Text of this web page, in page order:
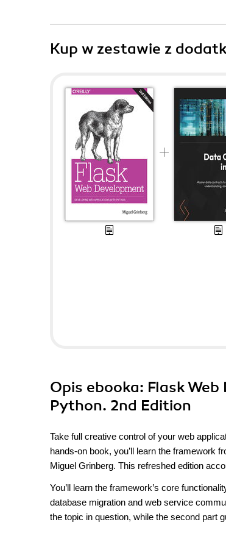
Kup w zestawie z
Opis ebooka: Flask
Python. 2nd Edition
Take full creative control of your web
hands-on book, you’ll learn the framework
Miguel Grinberg. This refreshed edition
You’ll learn the framework’s core
database migration and web service
the topic in question, while the second part